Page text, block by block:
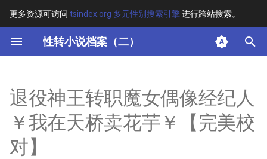
更多资源可访问 tsindex.org 多元性别搜索引擎进行跨站搜索。
性转小说档案（二）
键
开
始
搜
其他信息
正文
退役神王转职魔女偶像经纪人
￥我在天桥卖花芋￥【完美校
对】